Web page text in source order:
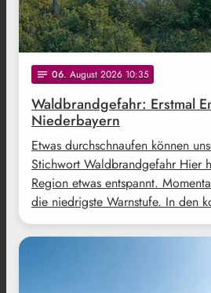
notes 06. August 2026 10:35
Waldbrandgefahr: Erstmal
Niederbayern
Etwas durchschnaufen können
Stichwort Waldbrandgefahr Hier
Region etwas entspannt.
die niedrigste Warnstufe. In den